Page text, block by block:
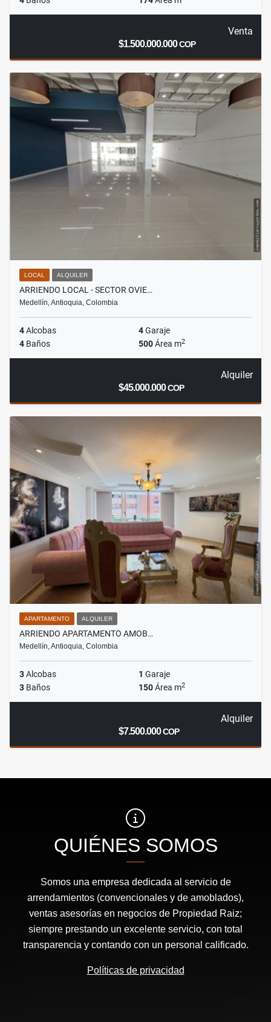
Venta
$1.500.000.000COP
LOCAL ALQUILER
ARRIENDO LOCAL - SECTOR OVIE…
Medellín, Antioquia, Colombia
4Alcobas 4Garaje
4 Baños 500Área m2
Alquiler
$45.000.000COP
APARTAMENTO ALQUILER
ARRIENDO APARTAMENTO AMOB…
Medellín, Antioquia, Colombia
3Alcobas 1 Garaje
3 Baños 150Área m2
Alquiler
$7.500.000COP
QUIÉNES SOMOS
Somos una empresa dedicada al servicio de
arrendamientos (convencionales y de amoblados),
ventas asesorías en negocios de Propiedad Raiz;
siempre prestando un excelente servicio, con total
transparencia y contando con un personal calificado.
Políticas de privacidad